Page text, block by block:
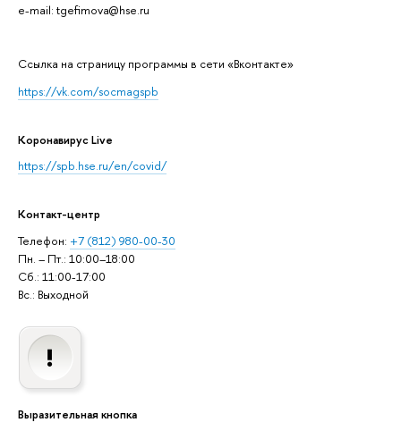
e-mail: tgefimova@hse.ru
Cсылка на страницу программы в сети «Вконтакте»
https://vk.com/socmagspb
Коронавирус Live
https://spb.hse.ru/en/covid/
Контакт-центр
Телефон: +7 (812) 980-00-30
Пн. – Пт.: 10:00–18:00
Сб.: 11:00-17:00
Вс.: Выходной
Выразительная кнопка